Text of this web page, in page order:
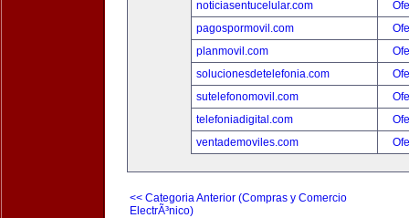
noticiasentucelular.com
pagospormovil.com
planmovil.com
solucionesdetelefonia.com
sutelefonomovil.com
telefoniadigital.com
ventademoviles.com
<< Categoria Anterior (Compras y Comercio
ElectrÃ³nico)